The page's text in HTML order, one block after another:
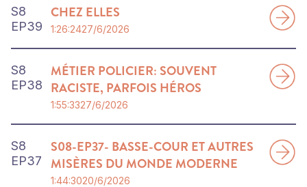
S8
EP39
CHEZ ELLES
1:26:2427/6/2026
S8
EP38
MÉTIER POLICIER: SOUVENT
RACISTE, PARFOIS HÉROS
1:55:3327/6/2026
S8
EP37
S08-EP37- BASSE-COUR ET AUTRES
MISÈRES DU MONDE MODERNE
1:44:3020/6/2026